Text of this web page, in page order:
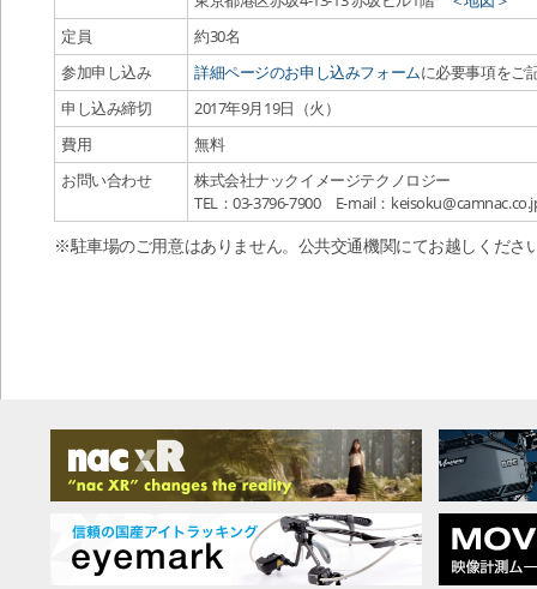
定員
約30名
参加申し込み
詳細ページのお申し込みフォームに必要事項をご
申し込み締切
2017年9月19日（火）
費用
無料
お問い合わせ
株式会社ナックイメージテクノロジー
TEL：03-3796-7900 E-mail：
※駐車場のご用意はありません。公共交通機関にてお越しくださ